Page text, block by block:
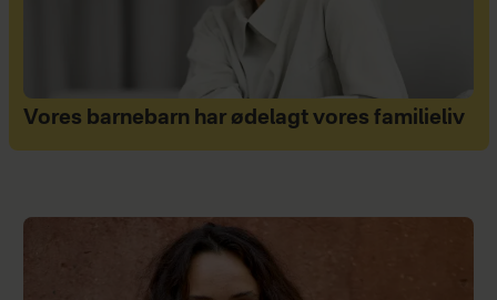
Vores barnebarn har ødelagt vores familieliv